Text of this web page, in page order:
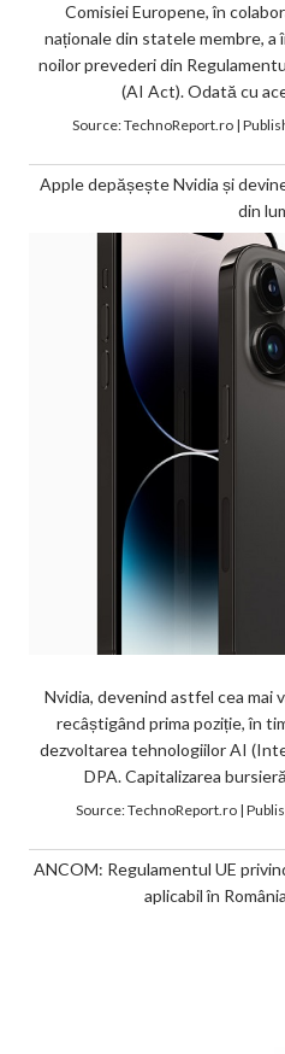
Comisiei Europene, în
naționale din statele membre, a
noilor prevederi din
(AI Act). Odată cu
Source:TechnoReport.ro|
Apple depășește Nvidia și
din
Nvidia, devenind astfel cea mai
recâștigând prima poziție, în
dezvoltarea tehnologiilor AI
DPA. Capitalizarea
Source:TechnoReport.ro|
ANCOM: Regulamentul UE
aplicabil în